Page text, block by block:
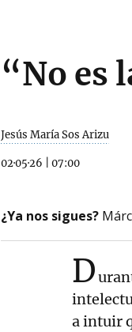
“No es
Jesús María Sos Arizu
02·05·26 07:00
¿Ya nos sigues?
D
a intuir